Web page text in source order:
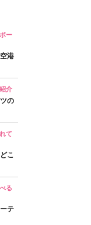
ー
港
介
の
て
こ
る
テ